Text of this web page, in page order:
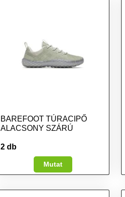
BAREFOOT TÚRACIPŐ
ALACSONY SZÁRÚ
2 db
Mutat